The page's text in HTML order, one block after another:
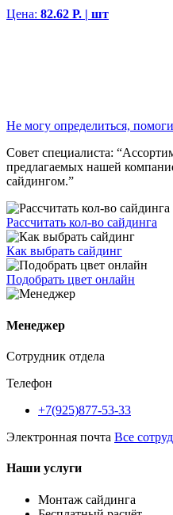
Цена: 82.62 Р. | шт
Не могу определиться,
Совет специалиста:
предлагаемых нашей
сайдингом.”
Рассчитать кол-во сайдинга
Как выбрать сайдинг
Подобрать цвет онлайн
Менеджер
Сотрудник отдела
Телефон
+7(925)877-53-33
Электронная почта Все
Наши услуги
Монтаж сайдинга